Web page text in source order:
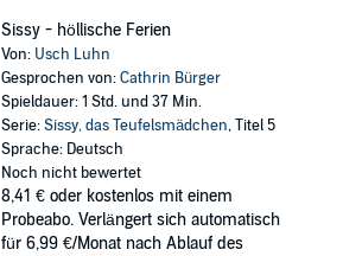
Sissy - höllische Ferien
Von: Usch Luhn
Gesprochen von:Cathrin Bürger
Spieldauer: 1 Std. und 37 Min.
Serie:Sissy, das Teufelsmädchen, Titel 5
Sprache: Deutsch
Noch nicht bewertet
8,41 € oder kostenlos mit einem
Probeabo. Verlängert sich automatisch
für 6,99 €/Monat nach Ablauf des